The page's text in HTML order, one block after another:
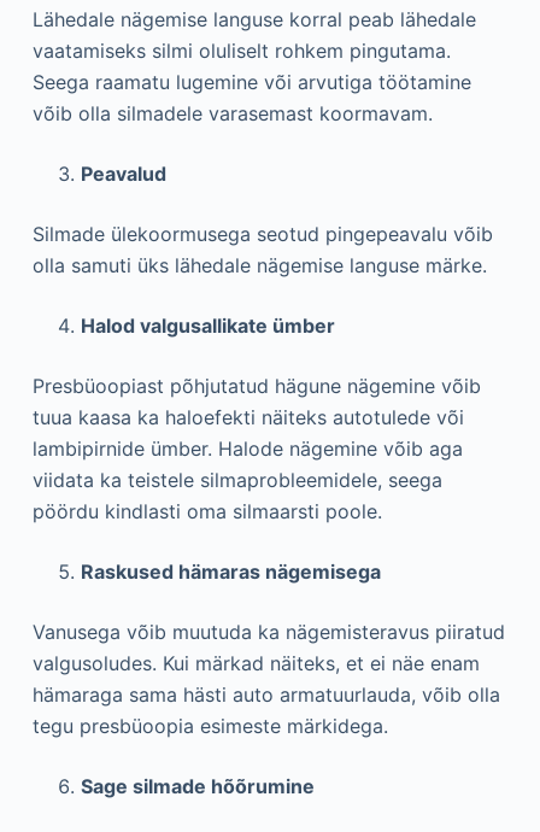
Lähedale nägemise languse korral peab lähedale
vaatamiseks silmi oluliselt rohkem pingutama.
Seega raamatu lugemine või arvutiga töötamine
võib olla silmadele varasemast koormavam.
Peavalud
Silmade ülekoormusega seotud pingepeavalu võib
olla samuti üks lähedale nägemise languse märke.
Halod valgusallikate ümber
Presbüoopiast põhjutatud hägune nägemine võib
tuua kaasa ka haloefekti näiteks autotulede või
lambipirnide ümber. Halode nägemine võib aga
viidata ka teistele silmaprobleemidele, seega
pöördu kindlasti oma silmaarsti poole.
Raskused hämaras nägemisega
Vanusega võib muutuda ka nägemisteravus piiratud
valgusoludes. Kui märkad näiteks, et ei näe enam
hämaraga sama hästi auto armatuurlauda, võib olla
tegu presbüoopia esimeste märkidega.
Sage silmade hõõrumine